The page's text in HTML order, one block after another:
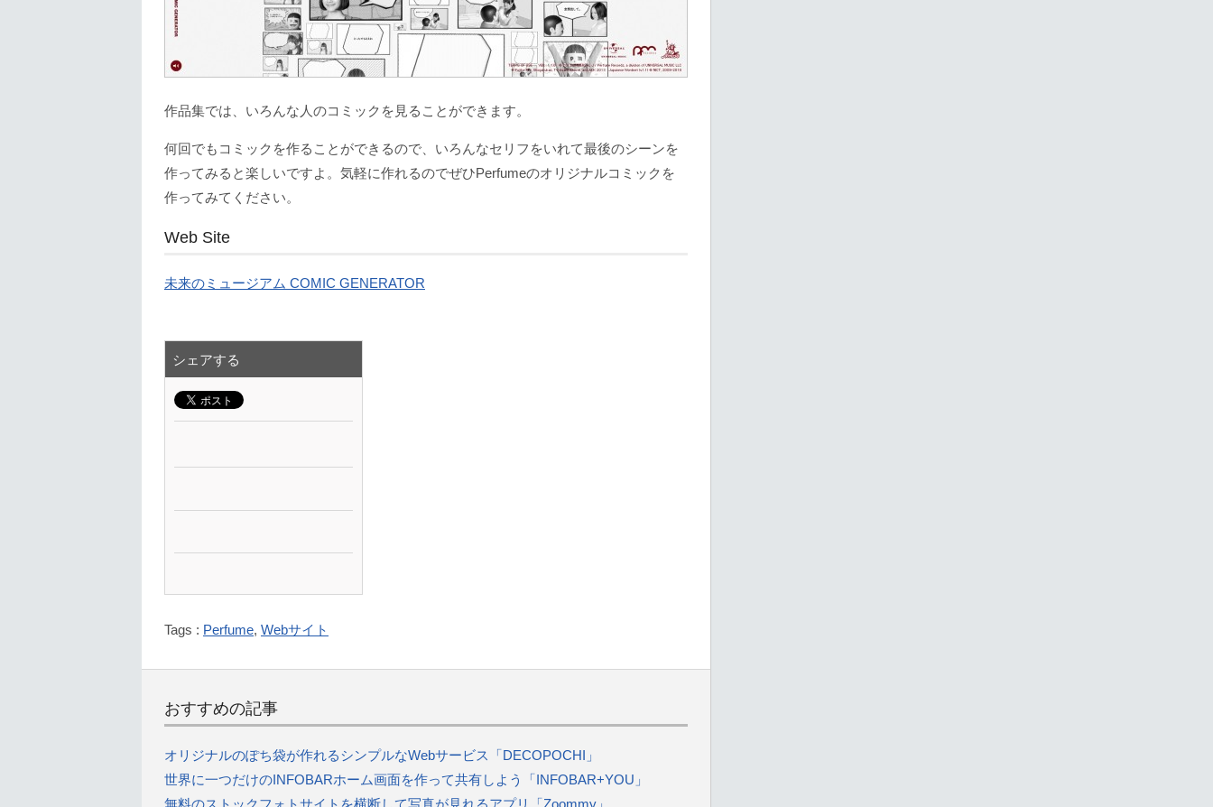
作品集では、いろんな人のコミックを見ることができます。
何回でもコミックを作ることができるので、いろんなセリフをいれて最後のシーンを
作ってみると楽しいですよ。気軽に作れるのでぜひPerfumeのオリジナルコミックを
作ってみてください。
Web Site
未来のミュージアム COMIC GENERATOR
シェアする
Tags : Perfume, Webサイト
おすすめの記事
オリジナルのぽち袋が作れるシンプルなWebサービス「DECOPOCHI」
世界に一つだけのINFOBARホーム画面を作って共有しよう「INFOBAR+YOU」
無料のストックフォトサイトを横断して写真が見れるアプリ「Zoommy」